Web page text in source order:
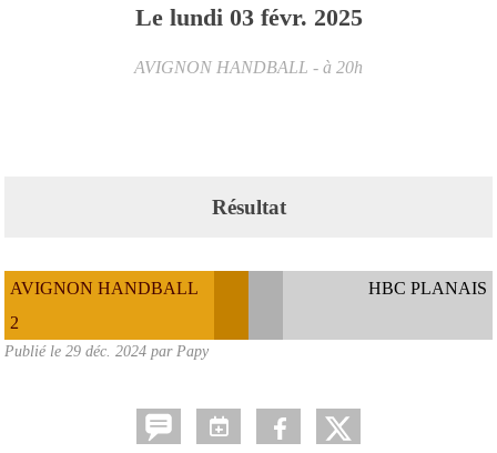
Le lundi 03 févr. 2025
AVIGNON HANDBALL - à 20h
Résultat
AVIGNON HANDBALL
2
HBC PLANAIS
Publié le 29 déc. 2024 par Papy